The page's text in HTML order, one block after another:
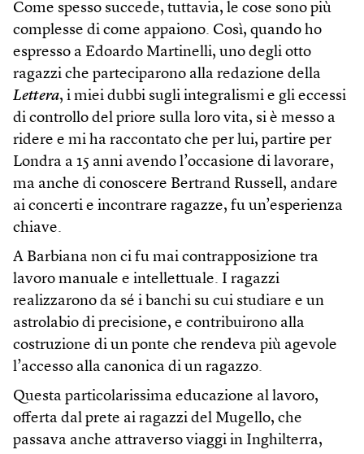
Come spesso succede, tuttavia, le cose sono più
complesse di come appaiono. Così, quando ho
espresso a Edoardo Martinelli, uno degli otto
ragazzi che parteciparono alla redazione della
Lettera, i miei dubbi sugli integralismi e gli eccessi
di controllo del priore sulla loro vita, si è messo a
ridere e mi ha raccontato che per lui, partire per
Londra a 15 anni avendo l’occasione di lavorare,
ma anche di conoscere Bertrand Russell, andare
ai concerti e incontrare ragazze, fu un’esperienza
chiave.
A Barbiana non ci fu mai contrapposizione tra
lavoro manuale e intellettuale. I ragazzi
realizzarono da sé i banchi su cui studiare e un
astrolabio di precisione, e contribuirono alla
costruzione di un ponte che rendeva più agevole
l’accesso alla canonica di un ragazzo.
Questa particolarissima educazione al lavoro,
offerta dal prete ai ragazzi del Mugello, che
passava anche attraverso viaggi in Inghilterra,